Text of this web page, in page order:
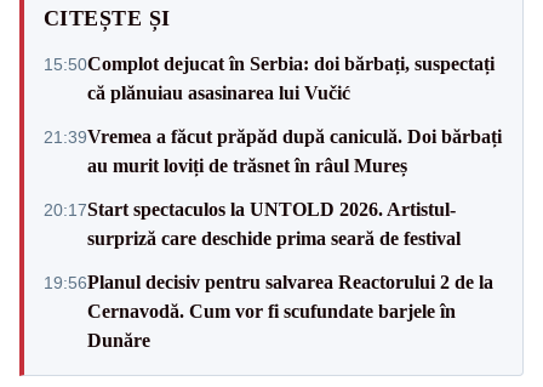
CITEȘTE ȘI
15:50Complot dejucat în Serbia: doi bărbați, suspectați
că plănuiau asasinarea lui Vučić
21:39Vremea a făcut prăpăd după caniculă. Doi bărbați
au murit loviți de trăsnet în râul Mureș
20:17Start spectaculos la UNTOLD 2026. Artistul-
surpriză care deschide prima seară de festival
19:56Planul decisiv pentru salvarea Reactorului 2 de la
Cernavodă. Cum vor fi scufundate barjele în
Dunăre